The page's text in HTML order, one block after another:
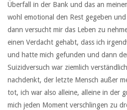
Überfall in der Bank und das an
wohl emotional den Rest gegeben
dann versucht mir das Leben zu
einen Verdacht gehabt, dass ich
und hatte mich gefunden und dann
Suizidversuch war ziemlich
nachdenkt, der letzte Mensch außer
tot, ich war also alleine, alleine in der
mich jeden Moment verschlingen zu